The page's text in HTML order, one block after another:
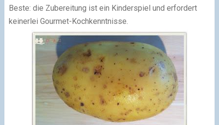
Beste: die Zubereitung ist ein Kinderspiel und erfordert
keinerlei Gourmet-Kochkenntnisse.